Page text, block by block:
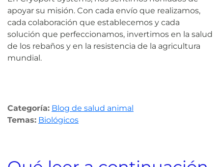
apoyar su misión. Con cada envío que realizamos,
cada colaboración que establecemos y cada
solución que perfeccionamos, invertimos en la salud
de los rebaños y en la resistencia de la agricultura
mundial.
Categoría: Blog de salud animal
Temas: Biológicos